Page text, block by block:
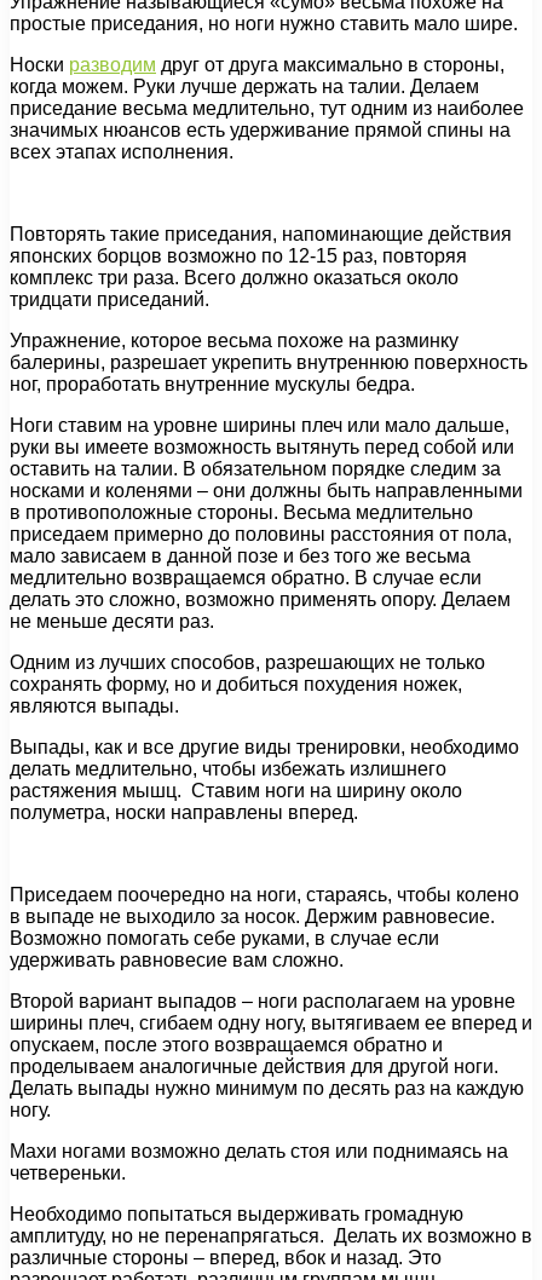
простые приседания, но ноги нужно ставить мало шире.
Носки разводим друг от друга максимально в стороны,
когда можем. Руки лучше держать на талии. Делаем
приседание весьма медлительно, тут одним из наиболее
значимых нюансов есть удерживание прямой спины на
всех этапах исполнения.
Повторять такие приседания, напоминающие действия
японских борцов возможно по 12-15 раз, повторяя
комплекс три раза. Всего должно оказаться около
тридцати приседаний.
Упражнение, которое весьма похоже на разминку
балерины, разрешает укрепить внутреннюю поверхность
ног, проработать внутренние мускулы бедра.
Ноги ставим на уровне ширины плеч или мало дальше,
руки вы имеете возможность вытянуть перед собой или
оставить на талии. В обязательном порядке следим за
носками и коленями – они должны быть направленными
в противоположные стороны. Весьма медлительно
приседаем примерно до половины расстояния от пола,
мало зависаем в данной позе и без того же весьма
медлительно возвращаемся обратно. В случае если
делать это сложно, возможно применять опору. Делаем
не меньше десяти раз.
Одним из лучших способов, разрешающих не только
сохранять форму, но и добиться похудения ножек,
являются выпады.
Выпады, как и все другие виды тренировки, необходимо
делать медлительно, чтобы избежать излишнего
растяжения мышц. Ставим ноги на ширину около
полуметра, носки направлены вперед.
Приседаем поочередно на ноги, стараясь, чтобы колено
в выпаде не выходило за носок. Держим равновесие.
Возможно помогать себе руками, в случае если
удерживать равновесие вам сложно.
Второй вариант выпадов – ноги располагаем на уровне
ширины плеч, сгибаем одну ногу, вытягиваем ее вперед и
опускаем, после этого возвращаемся обратно и
проделываем аналогичные действия для другой ноги.
Делать выпады нужно минимум по десять раз на каждую
ногу.
Махи ногами возможно делать стоя или поднимаясь на
четвереньки.
Необходимо попытаться выдерживать громадную
амплитуду, но не перенапрягаться. Делать их возможно в
различные стороны – вперед, вбок и назад. Это